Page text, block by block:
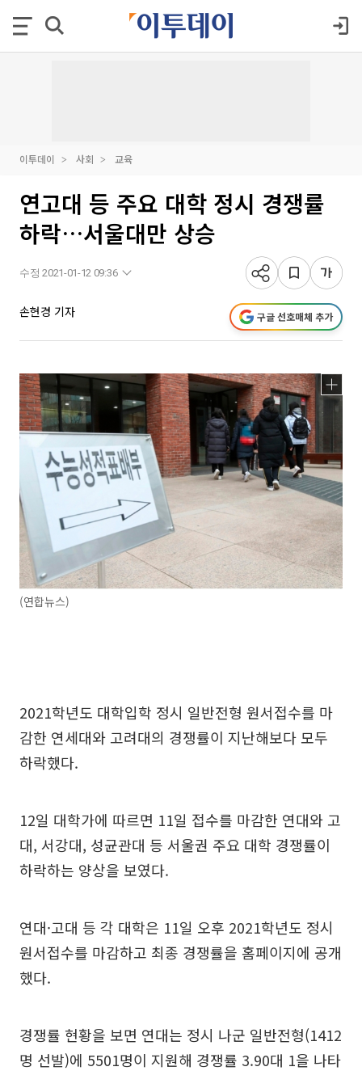
이투데이 사회 교육
연고대 등 주요 대학 정시 경쟁률
하락…서울대만 상승
수정 2021-01-12 09:36
손현경 기자 구글 선호매체 추가
(연합뉴스)
2021학년도 대학입학 정시 일반전형 원서접수를 마
감한 연세대와 고려대의 경쟁률이 지난해보다 모두
하락했다.
12일 대학가에 따르면 11일 접수를 마감한 연대와 고
대, 서강대, 성균관대 등 서울권 주요 대학 경쟁률이
하락하는 양상을 보였다.
연대·고대 등 각 대학은 11일 오후 2021학년도 정시
원서접수를 마감하고 최종 경쟁률을 홈페이지에 공개
했다.
경쟁률 현황을 보면 연대는 정시 나군 일반전형(1412
명 선발)에 5501명이 지원해 경쟁률 3.90대 1을 나타